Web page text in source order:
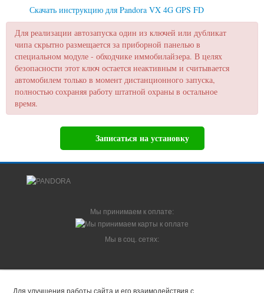
Скачать инструкцию для Pandora VX 4G GPS FD
Для реализации автозапуска один из ключей или дубликат
чипа скрытно размещается за приборной панелью в
специальном модуле - обходчике иммобилайзера. В целях
безопасности этот ключ остается неактивным и считывается
автомобилем только в момент дистанционного запуска,
полностью сохраняя работу штатной охраны в остальное
время.
Записаться на установку
Мы принимаем к оплате:
Мы в соц. сетях:
Москва.